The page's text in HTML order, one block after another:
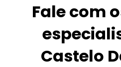
Fale com
Castelo